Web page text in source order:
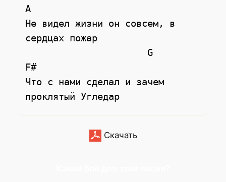
A
Не видел жизни он совсем, в
сердцах пожар
F#
Что с нами сделал и зачем
Скачать